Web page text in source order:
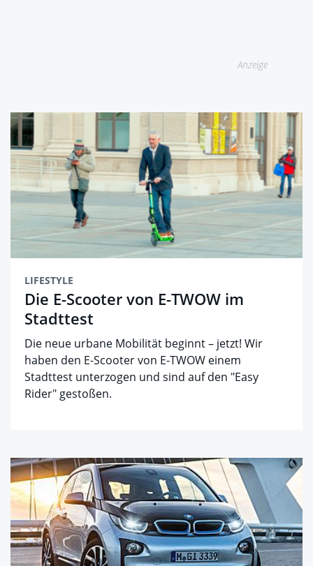
Anzeige
LIFESTYLE
Die E-Scooter von E-TWOW im
Stadttest
Die neue urbane Mobilität beginnt – jetzt! Wir
haben den E-Scooter von E-TWOW einem
Stadttest unterzogen und sind auf den "Easy
Rider" gestoßen.